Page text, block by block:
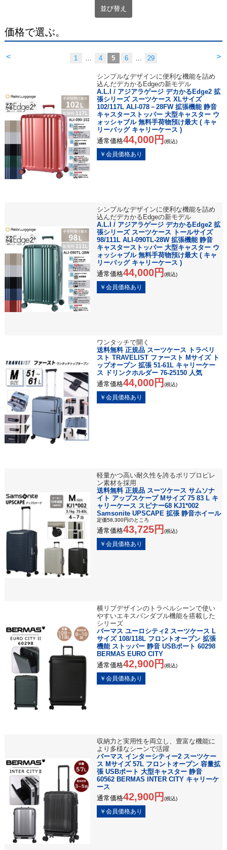
並び替え
価格で選ぶ。
< >
1 … 4 5 6 … 29
シンプルなデザインに便利な機能を詰め
込んだデカかるEdgeの新モデル
A.L.I / アジアラゲージ デカかるEdge2 拡
張シリーズ スーツケース XLサイズ
102/117L ALI-078－28FW 拡張機能 静音
キャスターストッパー 大型キャスター ウ
ォッシャブル 無料手荷物預け最大 ( キャ
リーバッグ キャリーケース )
通常価格44,000円 (税込)
シンプルなデザインに便利な機能を詰め
込んだデカかるEdgeの新モデル
A.L.I / アジアラゲージ デカかるEdge2 拡
張シリーズ スーツケース トールサイズ
98/111L ALI-090TL-28W 拡張機能 静音
キャスターストッパー 大型キャスター ウ
ォッシャブル 無料手荷物預け最大 ( キャ
リーバッグ キャリーケース )
通常価格44,000円 (税込)
ワンタッチで開く
送料無料 正規品 スーツケース トラベリ
スト TRAVELIST ファースト Mサイズ ト
ップオープン 拡張 51-61L キャリーケー
ス ドリンクホルダー 76-25150 人気
通常価格44,000円 (税込)
軽量かつ高い耐久性を誇るポリプロピレ
ン素材を採用
送料無料 正規品 スーツケース サムソナ
イト アップスケープ Mサイズ 75 83 L キ
ャリーケース スピナー68 KJ1*002
Samsonite UPSCAPE 拡張 静音ホイール
定価58,300円のところ
通常価格43,725円 (税込)
横リブデザインのトラベルシーンで使い
やすいエキスパンダブル機能を搭載した
シリーズ
バーマス ユーロシティ2 スーツケース L
サイズ 108/118L フロントオープン 拡張
機能 ストッパー 静音 USBポート 60298
BERMAS EURO CITY
通常価格42,900円 (税込)
収納力と実用性を両立し、豊富な機能に
より多様なシーンで活躍
バーマス インターシティー2 スーツケー
ス Mサイズ 57L フロントオープン 容量拡
張 USBポート 大型キャスター 静音
60562 BERMAS INTER CITY キャリーケ
ース
通常価格42,900円 (税込)